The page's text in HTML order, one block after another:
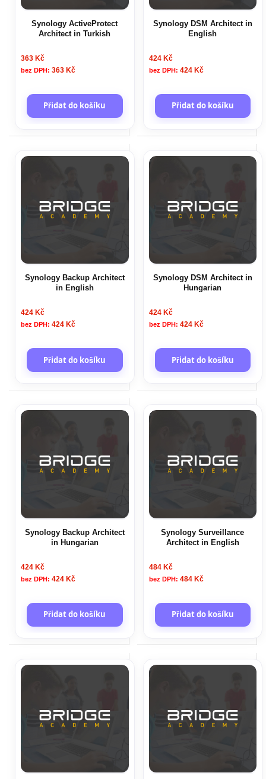
Synology ActiveProtect
Architect in Turkish
363 Kč
363 Kč
Přidat do košíku
Synology DSM Architect in
English
424 Kč
424 Kč
Přidat do košíku
Synology Backup Architect
in English
424 Kč
424 Kč
Přidat do košíku
Synology DSM Architect in
Hungarian
424 Kč
424 Kč
Přidat do košíku
Synology Backup Architect
in Hungarian
424 Kč
424 Kč
Přidat do košíku
Synology Surveillance
Architect in English
484 Kč
484 Kč
Přidat do košíku